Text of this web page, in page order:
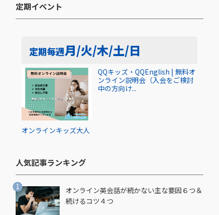
定期イベント​
定期毎週月/火/木/土/日
オンラインキッズ大人
QQキッズ・QQEnglish | 無料オ
ンライン説明会（入会をご検討
中の方向け...
人気記事ランキング​
オンライン英会話が続かない主な要因６つ＆
続けるコツ４つ